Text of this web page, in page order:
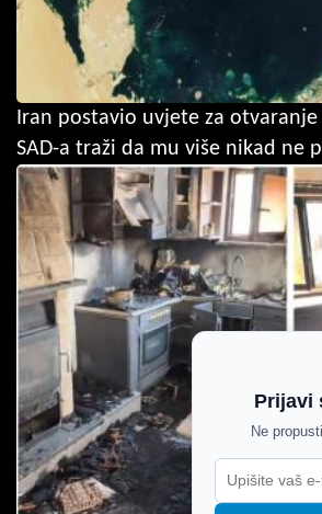
Iran postavio uvjete za otvaranje
SAD-a traži da mu više nikad ne
Prijavi
Ne